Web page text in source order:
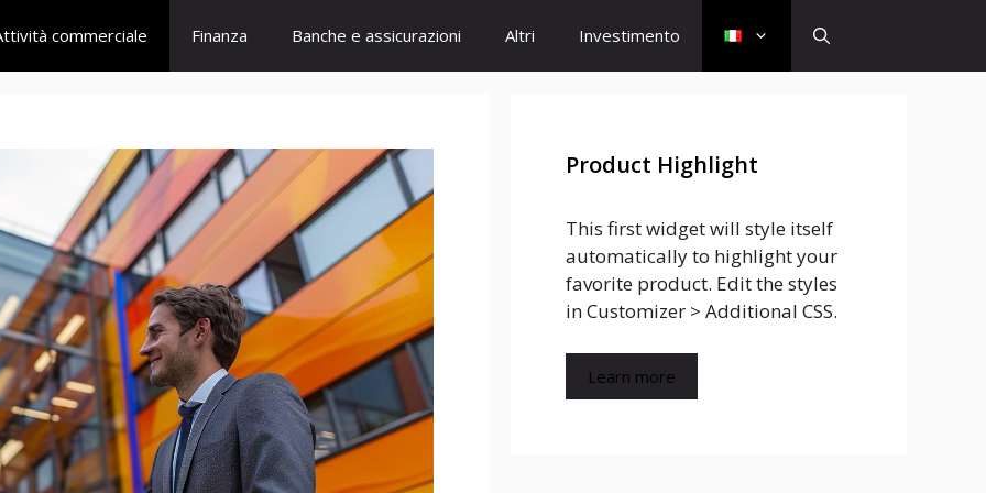
commerciale Finanza Banche e assicurazioni Altri Investimento
Product Highlight
This first widget will style itself
automatically to highlight your
favorite product. Edit the styles
in Customizer > Additional CSS.
Learn more